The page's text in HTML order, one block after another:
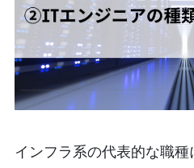
インフラ系の代表的な職